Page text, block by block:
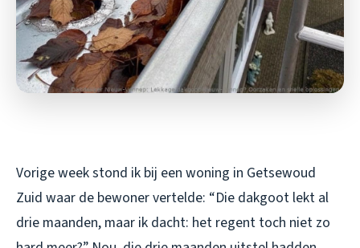
Vorige week stond ik bij een woning in Getsewoud
Zuid waar de bewoner vertelde: “Die dakgoot lekt al
drie maanden, maar ik dacht: het regent toch niet zo